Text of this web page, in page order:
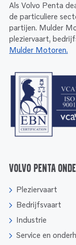
Als Volvo Penta
de particuliere
partijen. Mulder
pleziervaart,
Mulder Motoren.
Volvo Penta
Pleziervaart
Bedrijfsvaart
Industrie
Service en